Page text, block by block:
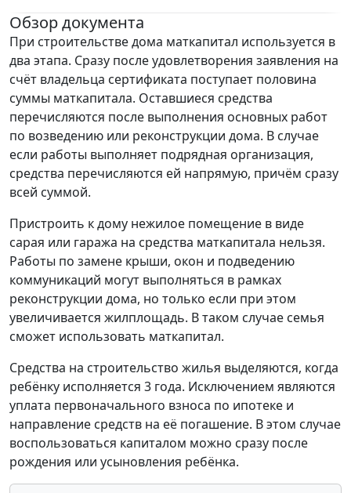
Обзор документа
При строительстве дома маткапитал используется в
два этапа. Сразу после удовлетворения заявления на
счёт владельца сертификата поступает половина
суммы маткапитала. Оставшиеся средства
перечисляются после выполнения основных работ
по возведению или реконструкции дома. В случае
если работы выполняет подрядная организация,
средства перечисляются ей напрямую, причём сразу
всей суммой.
Пристроить к дому нежилое помещение в виде
сарая или гаража на средства маткапитала нельзя.
Работы по замене крыши, окон и подведению
коммуникаций могут выполняться в рамках
реконструкции дома, но только если при этом
увеличивается жилплощадь. В таком случае семья
сможет использовать маткапитал.
Средства на строительство жилья выделяются, когда
ребёнку исполняется 3 года. Исключением являются
уплата первоначального взноса по ипотеке и
направление средств на её погашение. В этом случае
воспользоваться капиталом можно сразу после
рождения или усыновления ребёнка.